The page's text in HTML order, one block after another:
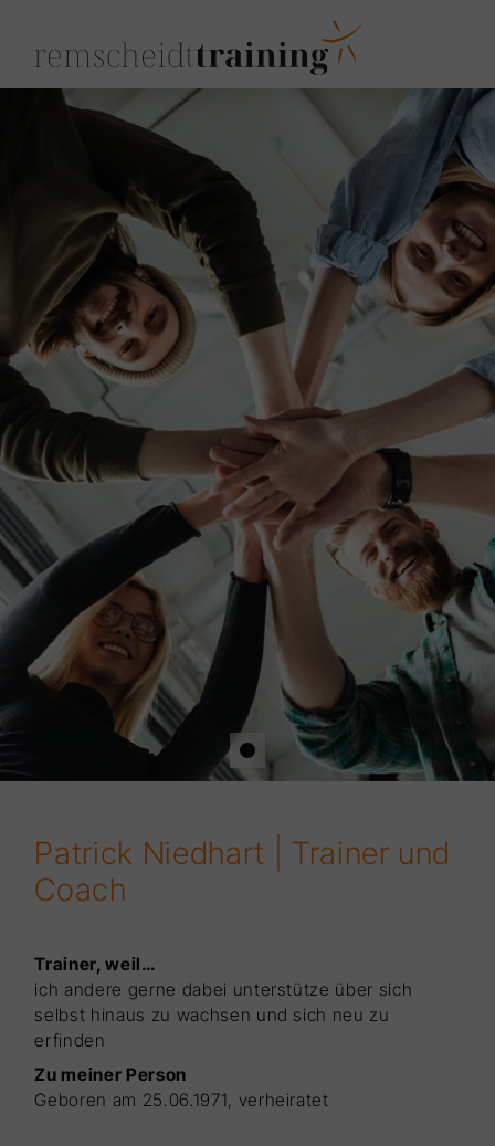
Patrick Niedhart | Trainer und
Coach
Trainer, weil…
ich andere gerne dabei unterstütze über sich
selbst hinaus zu wachsen und sich neu zu
erfinden
Zu meiner Person
Geboren am 25.06.1971, verheiratet